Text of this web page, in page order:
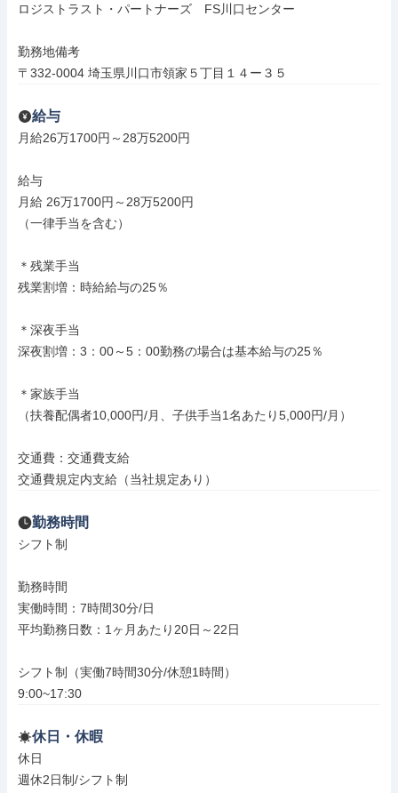
ロジストラスト・パートナーズ　FS川口センター
勤務地備考
〒332-0004 埼玉県川口市領家５丁目１４ー３５
給与
月給26万1700円～28万5200円
給与
月給 26万1700円～28万5200円
（一律手当を含む）
＊残業手当
残業割増：時給給与の25％
＊深夜手当
深夜割増：3：00～5：00勤務の場合は基本給与の25％
＊家族手当
（扶養配偶者10,000円/月、子供手当1名あたり5,000円/月）
交通費：交通費支給
交通費規定内支給（当社規定あり）
勤務時間
シフト制
勤務時間
実働時間：7時間30分/日
平均勤務日数：1ヶ月あたり20日～22日
シフト制（実働7時間30分/休憩1時間）
9:00~17:30
休日・休暇
休日
週休2日制/シフト制